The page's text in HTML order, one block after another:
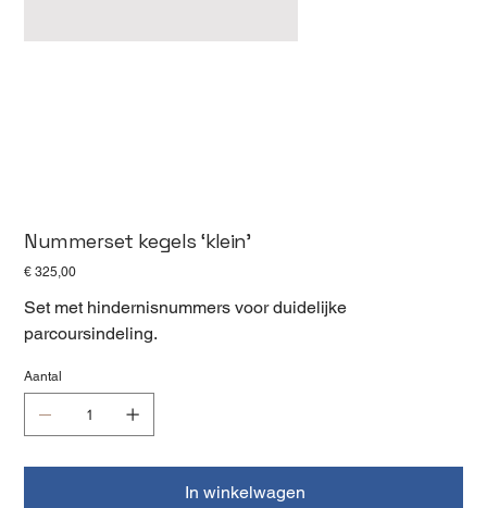
Nummerset kegels ‘klein’
Prijs
€ 325,00
Set met hindernisnummers voor duidelijke
parcoursindeling.
Aantal
In winkelwagen